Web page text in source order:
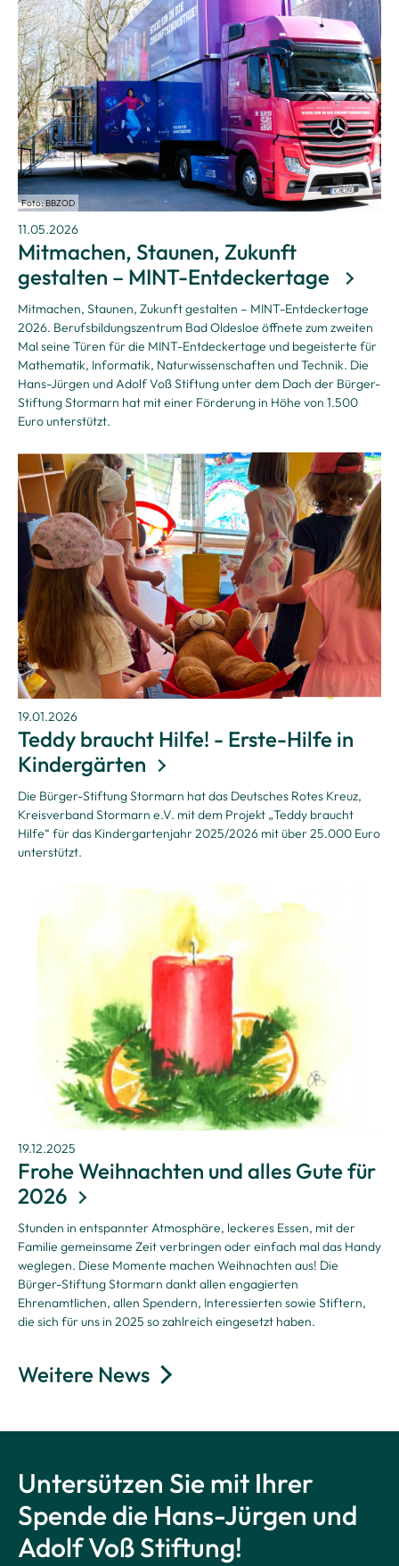
Foto: BBZOD
11.05.2026
Mitmachen, Staunen, Zukunft
gestalten – MINT-Entdeckertage
Mitmachen, Staunen, Zukunft gestalten – MINT-Entdeckertage
2026. Berufsbildungszentrum Bad Oldesloe öffnete zum zweiten
Mal seine Türen für die MINT-Entdeckertage und begeisterte für
Mathematik, Informatik, Naturwissenschaften und Technik. Die
Hans-Jürgen und Adolf Voß Stiftung unter dem Dach der Bürger-
Stiftung Stormarn hat mit einer Förderung in Höhe von 1.500
Euro unterstützt.
19.01.2026
Teddy braucht Hilfe! - Erste-Hilfe in
Kindergärten
Die Bürger-Stiftung Stormarn hat das Deutsches Rotes Kreuz,
Kreisverband Stormarn e.V. mit dem Projekt „Teddy braucht
Hilfe“ für das Kindergartenjahr 2025/2026 mit über 25.000 Euro
unterstützt.
19.12.2025
Frohe Weihnachten und alles Gute für
2026
Stunden in entspannter Atmosphäre, leckeres Essen, mit der
Familie gemeinsame Zeit verbringen oder einfach mal das Handy
weglegen. Diese Momente machen Weihnachten aus! Die
Bürger-Stiftung Stormarn dankt allen engagierten
Ehrenamtlichen, allen Spendern, Interessierten sowie Stiftern,
die sich für uns in 2025 so zahlreich eingesetzt haben.
Weitere News
Untersützen Sie mit Ihrer
Spende die Hans-Jürgen und
Adolf Voß Stiftung!